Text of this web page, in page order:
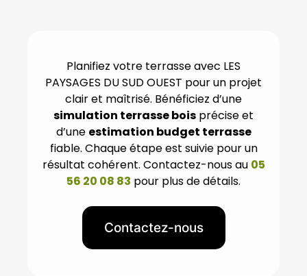
Planifiez votre terrasse avec LES
PAYSAGES DU SUD OUEST pour un projet
clair et maîtrisé. Bénéficiez d’une
simulation terrasse bois précise et
d’une estimation budget terrasse
fiable. Chaque étape est suivie pour un
résultat cohérent. Contactez-nous au 05
56 20 08 83 pour plus de détails.
Contactez-nous